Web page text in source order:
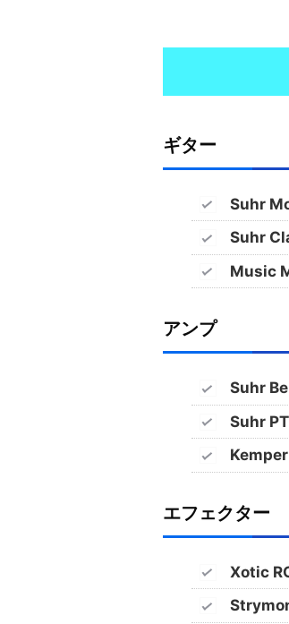
ギター
Suhr
Suhr
Music
アンプ
Suhr
Suhr
Kemper
エフェクター
Xotic